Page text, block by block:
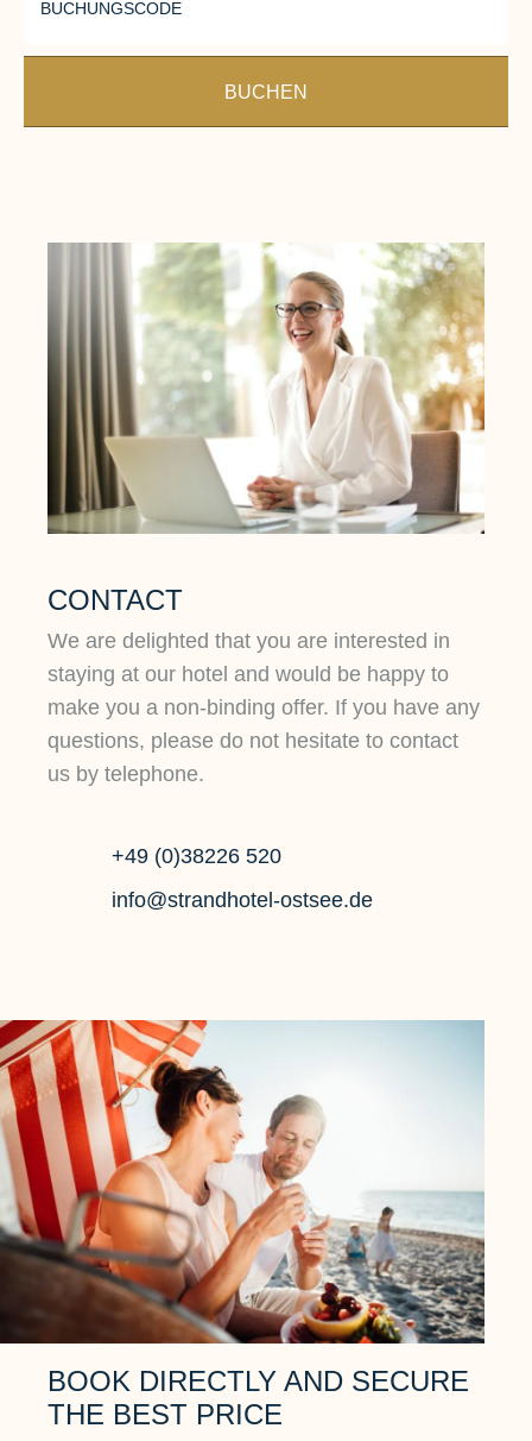
BUCHUNGSCODE
BUCHEN
CONTACT
We are delighted that you are interested in
staying at our hotel and would be happy to
make you a non-binding offer. If you have any
questions, please do not hesitate to contact
us by telephone.
+49 (0)38226 520
info@strandhotel-ostsee.de
BOOK DIRECTLY AND SECURE
THE BEST PRICE